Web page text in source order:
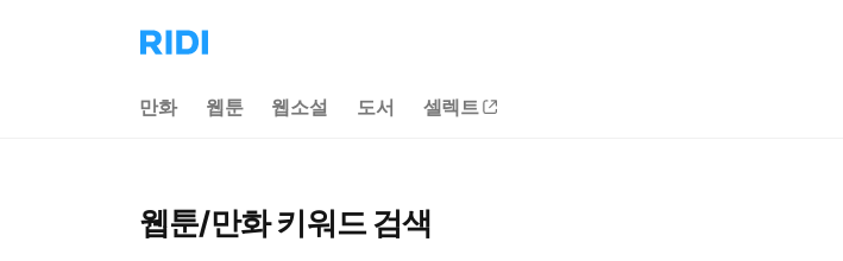
리
디
으
만화 웹툰 웹소설 도서 셀렉트
웹툰/만화 키워드 검색